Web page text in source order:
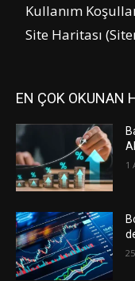
Kullanım
Site Haritası
EN ÇOK OKUNAN
1